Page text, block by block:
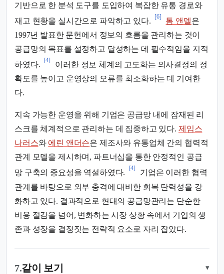
기반으로 한 분석 도구를 도입하여 복잡한 유통 경로와
재고 현황을 실시간으로 파악하고 있다.
[6]
톰 앤델은
1997년 발표한 문헌에서 정보의 흐름을 관리하는 것이
공급망의 목표를 설정하고 달성하는 데 필수적임을 지적
하였다.
[4]
이러한 정보 체계의 고도화는 의사결정의 정
확도를 높이고 운영상의 오류를 최소화하는 데 기여한
다.
지속 가능한 운영을 위해 기업은 공급망 내에 잠재된 리
스크를 체계적으로 관리하는 데 집중하고 있다. 제임스
나러스와 에린 앤더슨은 제조사와 유통업체 간의 협력적
관계 모델을 제시하며, 파트너십을 통한 안정적인 공급
망 구축의 중요성을 역설하였다.
[4]
기업은 이러한 협력
관계를 바탕으로 외부 충격에 대비한 회복 탄력성을 강
화하고 있다. 결과적으로 현대의 공급망관리는 단순한
비용 절감을 넘어, 변화하는 시장 상황 속에서 기업의 생
존과 성장을 결정짓는 전략적 요소로 자리 잡았다.
7.같이 보기 ▾